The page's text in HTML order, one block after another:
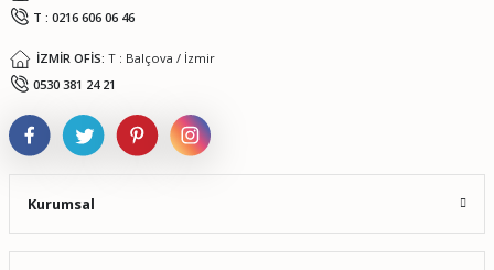
T : 0216 606 06 46
İZMİR OFİS: T : Balçova / İzmir
0530 381 24 21
Kurumsal